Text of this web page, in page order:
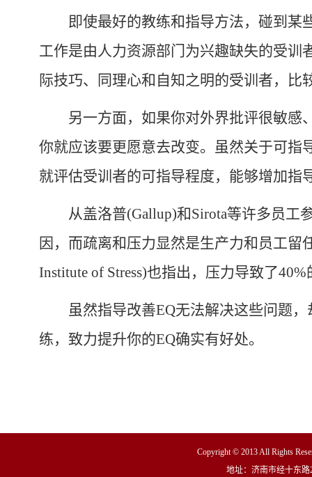
即使最好的教练和指导方法，碰到某
工作是由人力资源部门为兴趣缺失的受训
际技巧、同理心和自知之明的受训者，比
另一方面，如果你对外界批评很敏感
你就应该要更愿意去改变。虽然关于可指
就评估受训者的可指导程度，能够增加指
从盖洛普(Gallup)和Sirota等许多员工
因，而疏离和压力显然是生产力和员工
Institute of Stress)也指出，压力导致了40%
虽然指导改善EQ无法解决这些问题
练，致力提升你的EQ确实有好处。
Copyright © 2013 All Rights
地址：济南市经十东路